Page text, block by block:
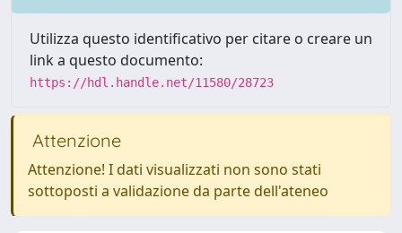
Utilizza questo identificativo per citare o creare un
link a questo documento:
https://hdl.handle.net/11580/28723
Attenzione
Attenzione! I dati visualizzati non sono stati
sottoposti a validazione da parte dell'ateneo